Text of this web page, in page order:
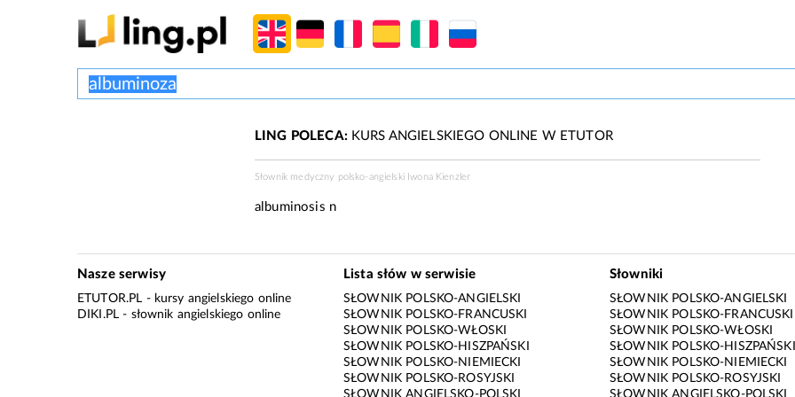
LING POLECA:KURS ANGIELSKIEGO ONLINE W ETUTOR
Słownik medyczny polsko-angielski Iwona Kienzler
albuminosis n
Nasze serwisy
ETUTOR.PL - kursy angielskiego online
DIKI.PL - słownik angielskiego online
Lista słów w serwisie
SŁOWNIK POLSKO-ANGIELSKI
SŁOWNIK POLSKO-FRANCUSKI
SŁOWNIK POLSKO-WŁOSKI
SŁOWNIK POLSKO-HISZPAŃSKI
SŁOWNIK POLSKO-NIEMIECKI
SŁOWNIK POLSKO-ROSYJSKI
Słowniki
SŁOWNIK POLSKO-ANGIELSKI
SŁOWNIK POLSKO-FRANCUSKI
SŁOWNIK POLSKO-WŁOSKI
SŁOWNIK POLSKO-HISZPAŃSKI
SŁOWNIK POLSKO-NIEMIECKI
SŁOWNIK POLSKO-ROSYJSKI